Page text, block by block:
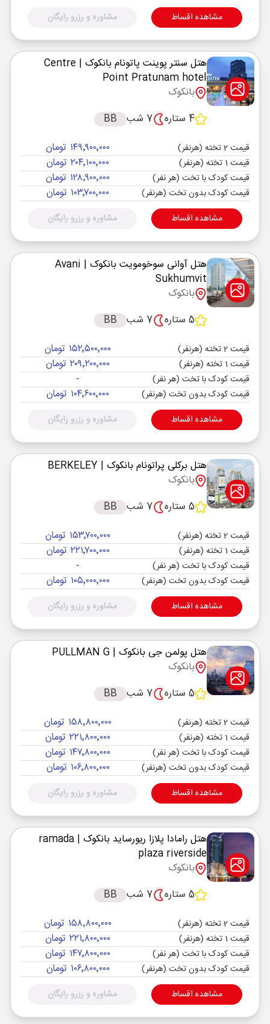
مشاهده اقساط مشاوره و رزرو رایگان
هتل سنتر پوینت پاتونام بانکوک
| Centre
Point Pratunam hotel
بانکوک
4 ستاره
7 شب BB
قیمت 2 تخته (هرنفر) ۱۴۹٬۹۰۰٬۰۰۰ تومان
قیمت 1 تخته (هرنفر) ۲۰۴٬۱۰۰٬۰۰۰ تومان
قیمت کودک با تخت (هر نفر) ۱۲۸٬۹۰۰٬۰۰۰ تومان
قیمت کودک بدون تخت (هرنفر) ۱۰۳٬۷۰۰٬۰۰۰ تومان
مشاهده اقساط مشاوره و رزرو رایگان
هتل آوانی سوخومویت بانکوک
| Avani
Sukhumvit
بانکوک
5 ستاره
7 شب BB
قیمت 2 تخته (هرنفر) ۱۵۲٬۵۰۰٬۰۰۰ تومان
قیمت 1 تخته (هرنفر) ۲۰۹٬۲۰۰٬۰۰۰ تومان
قیمت کودک با تخت (هر نفر) -
قیمت کودک بدون تخت (هرنفر) ۱۰۴٬۶۰۰٬۰۰۰ تومان
مشاهده اقساط مشاوره و رزرو رایگان
هتل برکلی پراتونام بانکوک | BERKELEY
بانکوک
5 ستاره
7 شب BB
قیمت 2 تخته (هرنفر) ۱۵۳٬۷۰۰٬۰۰۰ تومان
قیمت 1 تخته (هرنفر) ۲۲۱٬۷۰۰٬۰۰۰ تومان
قیمت کودک با تخت (هر نفر) -
قیمت کودک بدون تخت (هرنفر) ۱۰۵٬۰۰۰٬۰۰۰ تومان
مشاهده اقساط مشاوره و رزرو رایگان
هتل پولمن جی بانکوک | PULLMAN G
بانکوک
5 ستاره
7 شب BB
قیمت 2 تخته (هرنفر) ۱۵۸٬۸۰۰٬۰۰۰ تومان
قیمت 1 تخته (هرنفر) ۲۲۱٬۸۰۰٬۰۰۰ تومان
قیمت کودک با تخت (هر نفر) ۱۴۷٬۸۰۰٬۰۰۰ تومان
قیمت کودک بدون تخت (هرنفر) ۱۰۶٬۸۰۰٬۰۰۰ تومان
مشاهده اقساط مشاوره و رزرو رایگان
هتل رامادا پلازا ریورساید بانکوک
| ramada
plaza riverside
بانکوک
5 ستاره
7 شب BB
قیمت 2 تخته (هرنفر) ۱۵۸٬۸۰۰٬۰۰۰ تومان
قیمت 1 تخته (هرنفر) ۲۲۱٬۸۰۰٬۰۰۰ تومان
قیمت کودک با تخت (هر نفر) ۱۴۷٬۸۰۰٬۰۰۰ تومان
قیمت کودک بدون تخت (هرنفر) ۱۰۶٬۸۰۰٬۰۰۰ تومان
مشاهده اقساط مشاوره و رزرو رایگان